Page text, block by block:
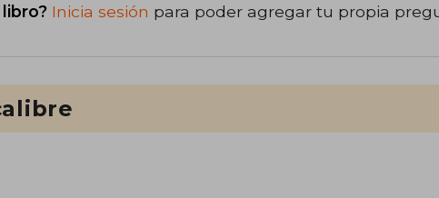
Inicia sesión para poder agregar tu propia